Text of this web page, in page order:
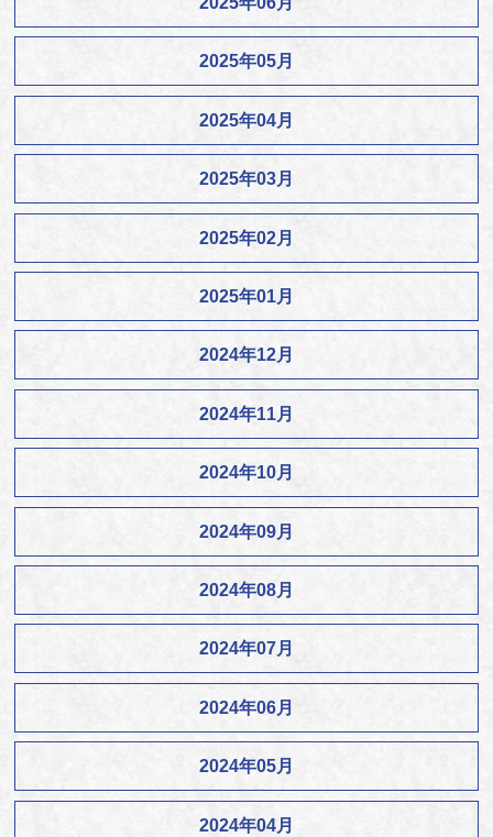
2025年05月
2025年04月
2025年03月
2025年02月
2025年01月
2024年12月
2024年11月
2024年10月
2024年09月
2024年08月
2024年07月
2024年06月
2024年05月
2024年04月